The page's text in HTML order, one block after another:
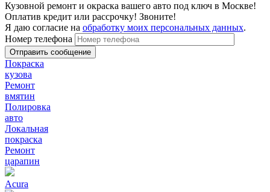
Кузовной ремонт и окраска вашего авто под ключ в Москве!
Оплатив кредит или рассрочку! Звоните!
Я даю согласие на обработку моих персональных данных.
Номер телефона
Покраска
кузова
Ремонт
вмятин
Полировка
авто
Локальная
покраска
Ремонт
царапин
Acura